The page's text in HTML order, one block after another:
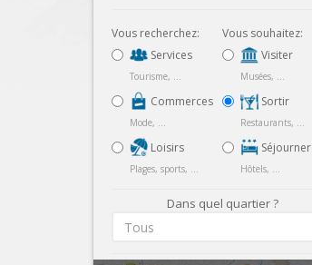
Vous recherchez:
Services
Tourisme, ...
Commerces
Mode, ...
Loisirs
Plages, sports, ...
Vous souhaitez:
Visiter
Musées, ...
Sortir
Restaurants, ...
Séjourner
Hôtels, ...
Dans quel quartier ?
Tous